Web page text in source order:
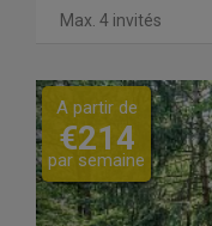
Max. 4 invités
Previous
A partir de
€214
par semaine